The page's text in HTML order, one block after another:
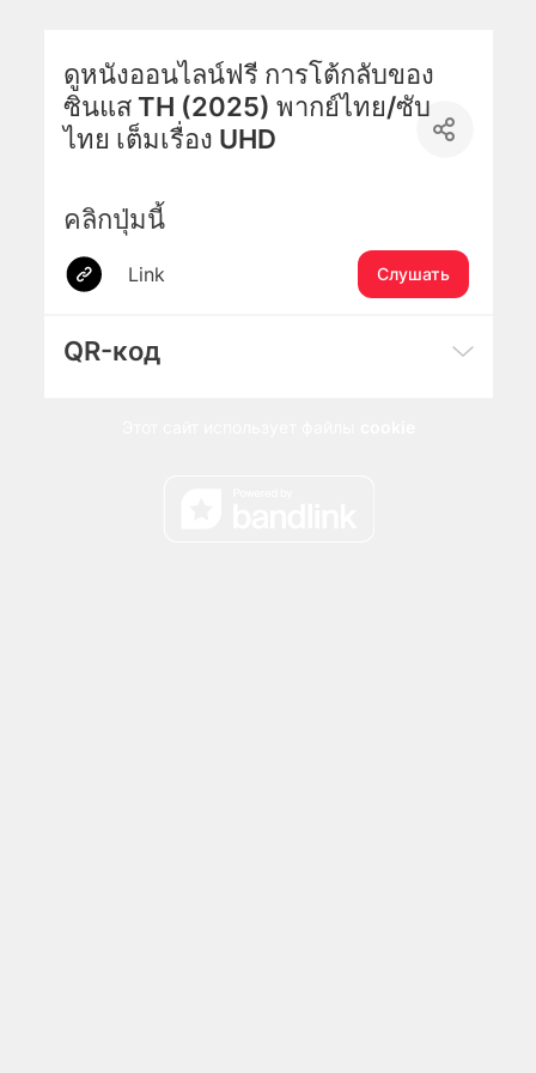
ดูหนังออนไลน์ฟรี การโต้กลับของ
ซินแส TH (2025) พากย์ไทย/ซับ
ไทย เต็มเรื่อง UHD
คลิกปุ่มนี้
Link Слушать
QR-код